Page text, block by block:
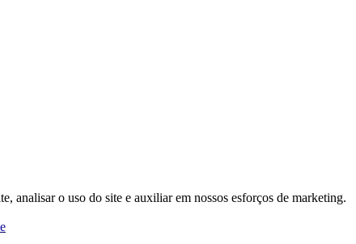
analisar o uso do site e auxiliar em nossos esforços de marketing.